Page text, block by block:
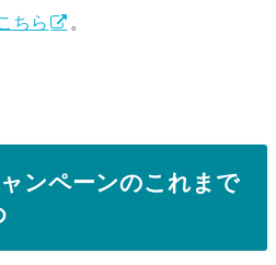
ちら 。
ンペーンのこれまで